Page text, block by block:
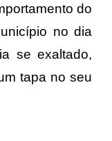
do
no dia
se exaltado,
tapa no seu